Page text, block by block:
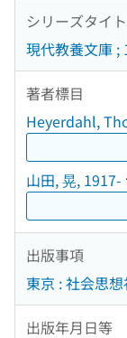
シリーズタイ
現代教養文庫 ;
著者標目
Heyerdahl,
山田, 晃, 1917-
出版事項
東京 : 社会思
出版年月日等